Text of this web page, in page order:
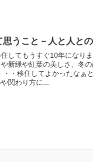
うこと－人と人と
してもうすぐ10年になり
新緑や紅葉の美しさ、冬
・移住してよかったなぁ
関わり方に...